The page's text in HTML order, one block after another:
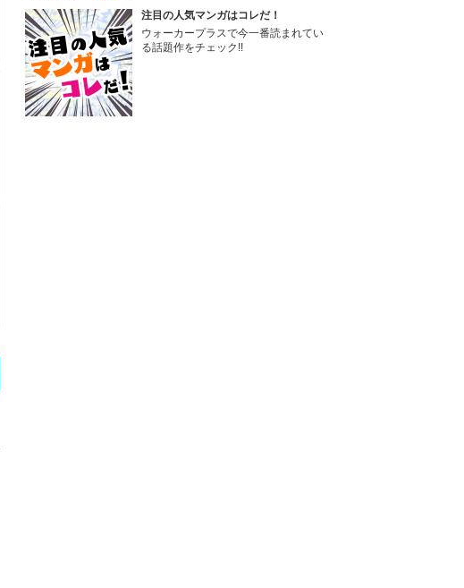
注目の人気マンガはコレだ！
ウォーカープラスで今一番読まれてい
る話題作をチェック!!